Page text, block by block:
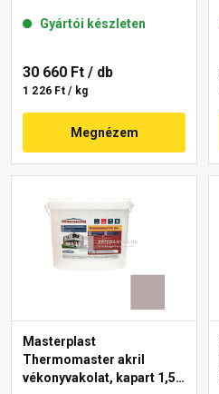
Gyártói készleten
30 660 Ft / db
1 226 Ft / kg
Megnézem
Masterplast
Thermomaster akril
vékonyvakolat, kapart 1,5